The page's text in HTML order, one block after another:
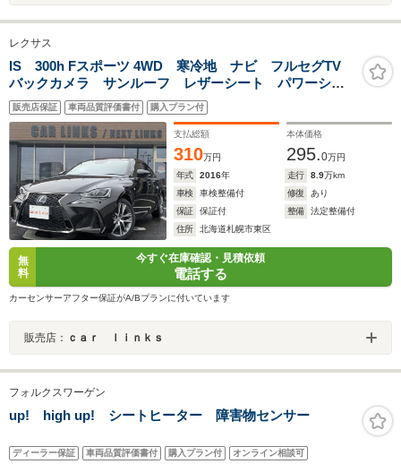
レクサス
IS 300h Fスポーツ 4WD 寒冷地 ナビ フルセグTV
バックカメラ サンルーフ レザーシート パワーシー
ト シートベンチレーション 純正ドラレコ エンジン
スターター BSM MTモード
販売店保証 車両品質評価書付 購入プラン付
支払総額
310万円
本体価格
295.0万円
年式
2016年 走行 8.9万km
車検
車検整備付 修復
あり
保証
保証付 整備
法定整備付
住所
北海道札幌市東区
無
料
今すぐ在庫確認・見積依頼
電話する
カーセンサーアフター保証がA/Bプランに付いています
販売店： ｃａｒ ｌｉｎｋｓ
フォルクスワーゲン
up! high up! シートヒーター 障害物センサー
ディーラー保証 車両品質評価書付 購入プラン付 オンライン相談可